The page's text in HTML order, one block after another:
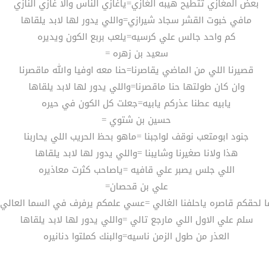
بعض المغازي تتطيح هيبه الغازي=ياغازي الناس والا غازي النازي
مافي خبوت القشر سجاد شيرازي=واللي يدور لها لابد يلقاها
كم واحد جالس علي كرسيه=يلعب بربع الكون ويديره
سعيد بن زهره =
قصيرنا اللي من الماضي يقاصرنا=حنا معه اوفيا والله ماقصرنا
وان كان طولتها حنا ماقصرنا=واللي يدور لها لابد يلقاها
يابيه عطنا عذركم يابيه=جعلت كل الكون في حيره
حسين بن شتوي =
جنود ابومتعب نوقف لواجبنا =ماهو بحظ الحريب اللي يحاربنا
هذا ولانا صغيرنا وشايبنا =واللي يدور لها لابد يلقاها
اللي جلس يصبر علي قافيه =ياصاحب كثرت معاذيره
علي بن قحصان=
لحقكم قاصره ياحلفنا الغالي =عسي علمكم يرفرف في السما العالي
سلم علي الاول اللي مارجع تالي =واللي يدور لها لابد يلقاها
العذر من طول الزمن ناسيه=والبنك كملتوا دنانيره